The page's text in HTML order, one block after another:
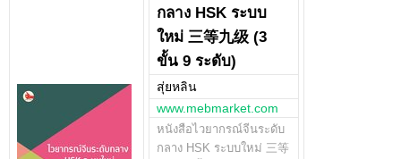
กลาง HSK ระบบ
ใหม่ 三等九级 (3
ขั้น 9 ระดับ)
สุ่ยหลิน
www.mebmarket.com
หนังสือไวยากรณ์จีนระดับ
กลาง HSK ระบบใหม่ 三等